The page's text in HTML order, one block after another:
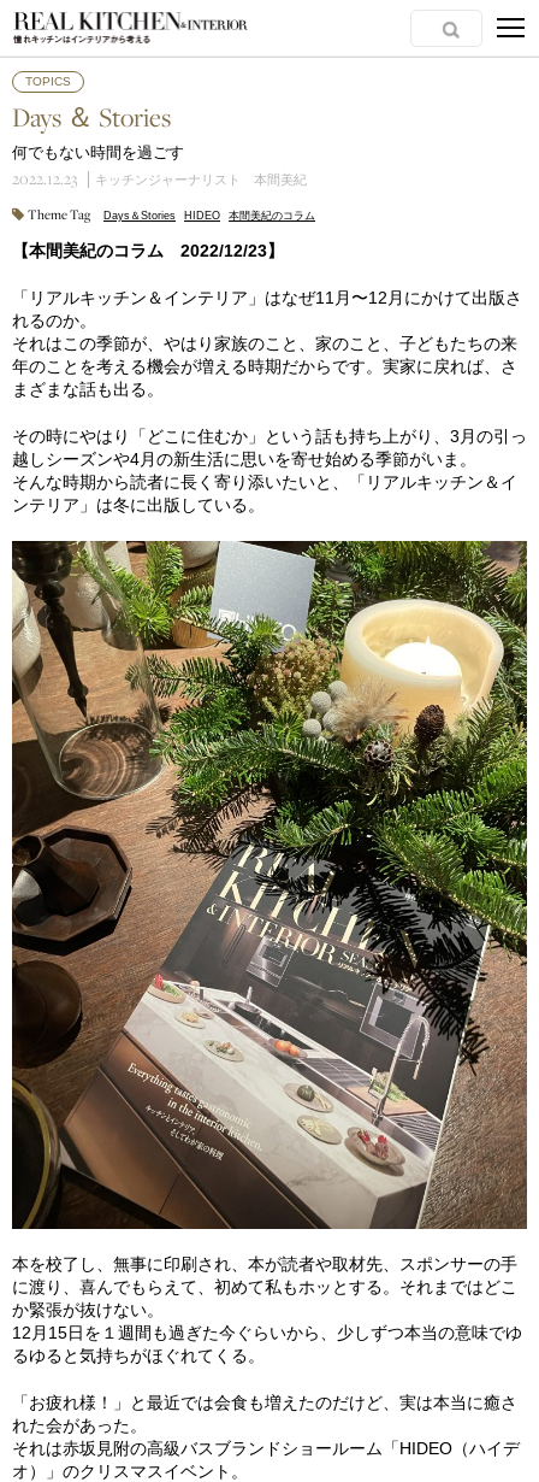
TOPICS
Days ＆ Stories
何でもない時間を過ごす
2022.12.23 キッチンジャーナリスト 本間美紀
Theme Tag Days＆Stories HIDEO 本間美紀のコラム
【本間美紀のコラム 2022/12/23】
「リアルキッチン＆インテリア」はなぜ11月〜12月にかけて出版さ
れるのか。
それはこの季節が、やはり家族のこと、家のこと、子どもたちの来
年のことを考える機会が増える時期だからです。実家に戻れば、さ
まざまな話も出る。
その時にやはり「どこに住むか」という話も持ち上がり、3月の引っ
越しシーズンや4月の新生活に思いを寄せ始める季節がいま。
そんな時期から読者に長く寄り添いたいと、「リアルキッチン＆イ
ンテリア」は冬に出版している。
本を校了し、無事に印刷され、本が読者や取材先、スポンサーの手
に渡り、喜んでもらえて、初めて私もホッとする。それまではどこ
か緊張が抜けない。
12月15日を１週間も過ぎた今ぐらいから、少しずつ本当の意味でゆ
るゆると気持ちがほぐれてくる。
「お疲れ様！」と最近では会食も増えたのだけど、実は本当に癒さ
れた会があった。
それは赤坂見附の高級バスブランドショールーム「HIDEO（ハイデ
オ）」のクリスマスイベント。